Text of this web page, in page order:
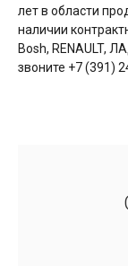
лет в области
наличии
Bosh, RENAULT,
звоните +7 (391)